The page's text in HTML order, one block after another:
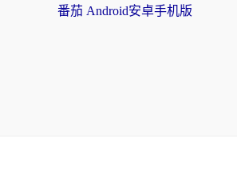
番茄 Android安卓手机版